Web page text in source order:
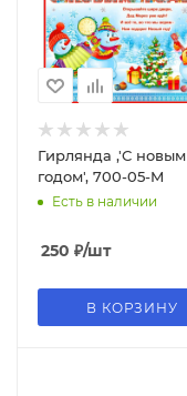
Гирлянда ,'С новым
годом', 700-05-M
Есть в наличии
250 ₽/шт
В КОРЗИНУ